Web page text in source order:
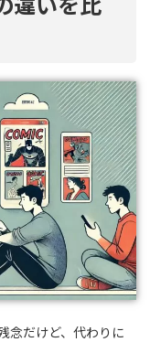
念だけど、代わりに